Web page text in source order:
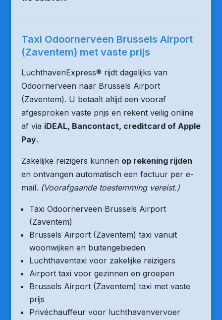
Taxi Odoornerveen Brussels Airport
(Zaventem) met vaste prijs
LuchthavenExpress® rijdt dagelijks van
Odoornerveen naar Brussels Airport
(Zaventem). U betaalt altijd een vooraf
afgesproken vaste prijs en rekent veilig online
af via iDEAL, Bancontact, creditcard of Apple
Pay.
Zakelijke reizigers kunnen op rekening rijden
en ontvangen automatisch een factuur per e-
mail. (Voorafgaande toestemming vereist.)
Taxi Odoornerveen Brussels Airport
(Zaventem)
Brussels Airport (Zaventem) taxi vanuit
woonwijken en buitengebieden
Luchthaventaxi voor zakelijke reizigers
Airport taxi voor gezinnen en groepen
Brussels Airport (Zaventem) taxi met vaste
prijs
Privéchauffeur voor luchthavenvervoer